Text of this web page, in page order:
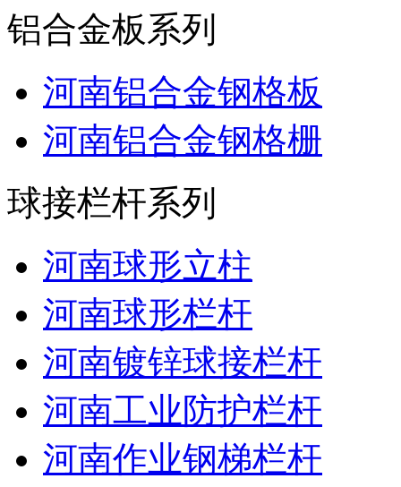
铝合金板系列
河南铝合金钢格板
河南铝合金钢格栅
球接栏杆系列
河南球形立柱
河南球形栏杆
河南镀锌球接栏杆
河南工业防护栏杆
河南作业钢梯栏杆